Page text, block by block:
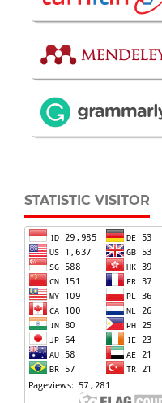
STATISTIC VISITOR